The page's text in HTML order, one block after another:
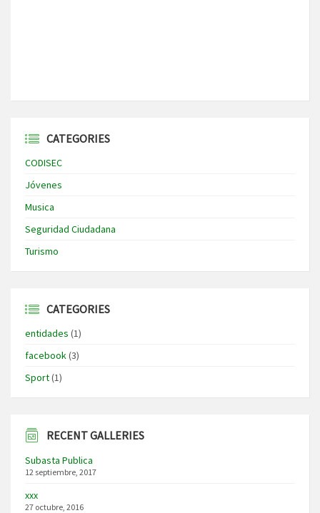
CATEGORIES
CODISEC
Jóvenes
Musica
Seguridad Ciudadana
Turismo
CATEGORIES
entidades (1)
facebook(3)
Sport(1)
RECENT GALLERIES
Subasta Publica
12 septiembre, 2017
xxx
27 octubre, 2016